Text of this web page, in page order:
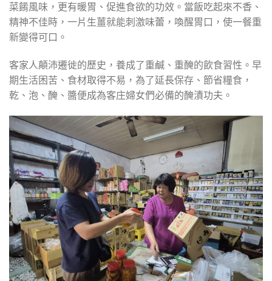
菜餚風味，更有暖胃、促進食欲的功效。當飯吃起來不香、
精神不佳時，一片生薑就能刺激味蕾，喚醒胃口，使一餐重
新變得可口。
客家人顛沛遷徙的歷史，養成了重鹹、重醃的飲食習性。早
期生活困苦、食材取得不易，為了延長保存、節省糧食，
乾、泡、醃、醬便成為客庄婦女們必備的醃漬功夫。